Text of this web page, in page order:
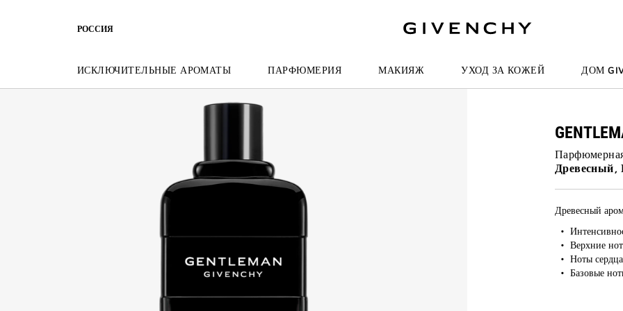
РОССИЯ
ИСКЛЮЧИТЕЛЬНЫЕ АРОМАТЫ ПАРФЮМЕРИЯ МАКИЯЖ УХОД ЗА КОЖЕЙ ДОМ
Древесный,
Древесный
75%
Верхние
Ноты
Базовые